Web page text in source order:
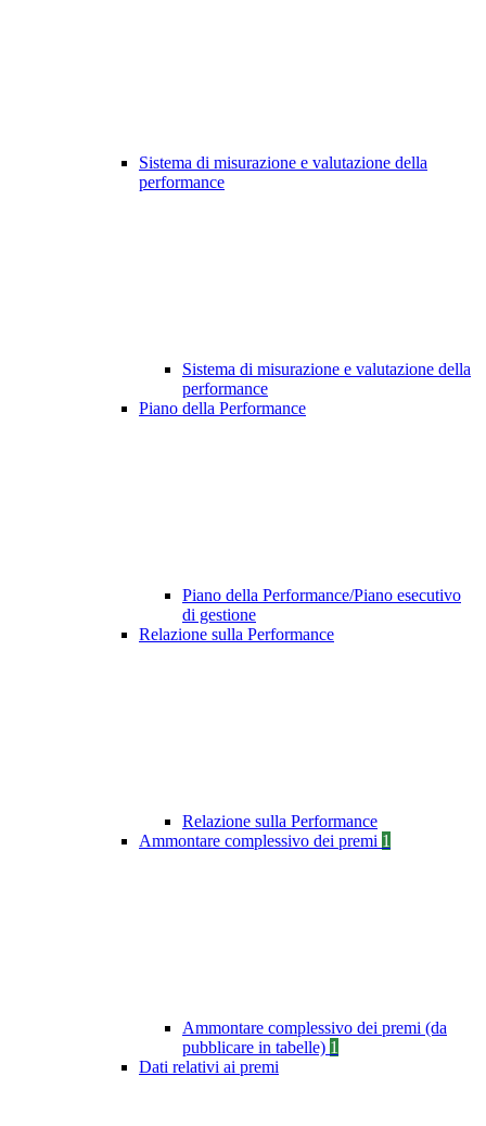
Sistema di misurazione e valutazione della
performance
Sistema di misurazione e valutazione della
performance
Piano della Performance
Piano della Performance/Piano esecutivo
di gestione
Relazione sulla Performance
Relazione sulla Performance
Ammontare complessivo dei premi 1
Ammontare complessivo dei premi (da
pubblicare in tabelle) 1
Dati relativi ai premi